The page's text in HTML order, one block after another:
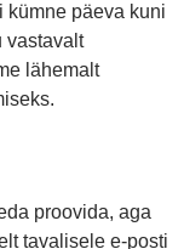
kümne päeva kuni
vastavalt
lähemalt
proovida, aga
tavalisele e-posti